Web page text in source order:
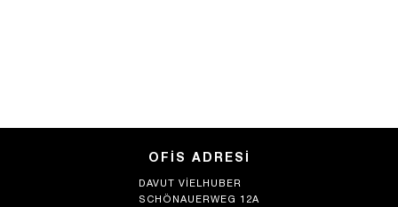
OFIS ADRESI
DAVUT VIELHUBER
SCHÖNAUERWEG 12A